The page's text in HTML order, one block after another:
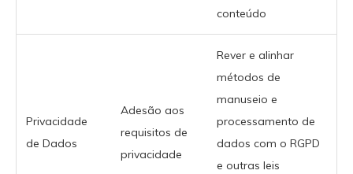
conteúdo
Privacidade
de Dados
Adesão aos
requisitos de
privacidade
Rever e alinhar
métodos de
manuseio e
processamento de
dados com o RGPD
e outras leis